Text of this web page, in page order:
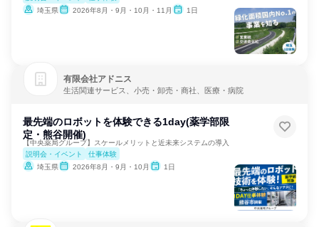
埼玉県
2026年8月・9月・10月・11月 1日
有限会社アドニス
生活関連サービス、小売・卸売・商社、医療・病院
最先端のロボットを体験できる1day(薬学部限
定・熊谷開催)
【中央薬局グループ】スケールメリットと近未来システムの導入
説明会・イベント
仕事体験
埼玉県
2026年8月・9月・10月 1日